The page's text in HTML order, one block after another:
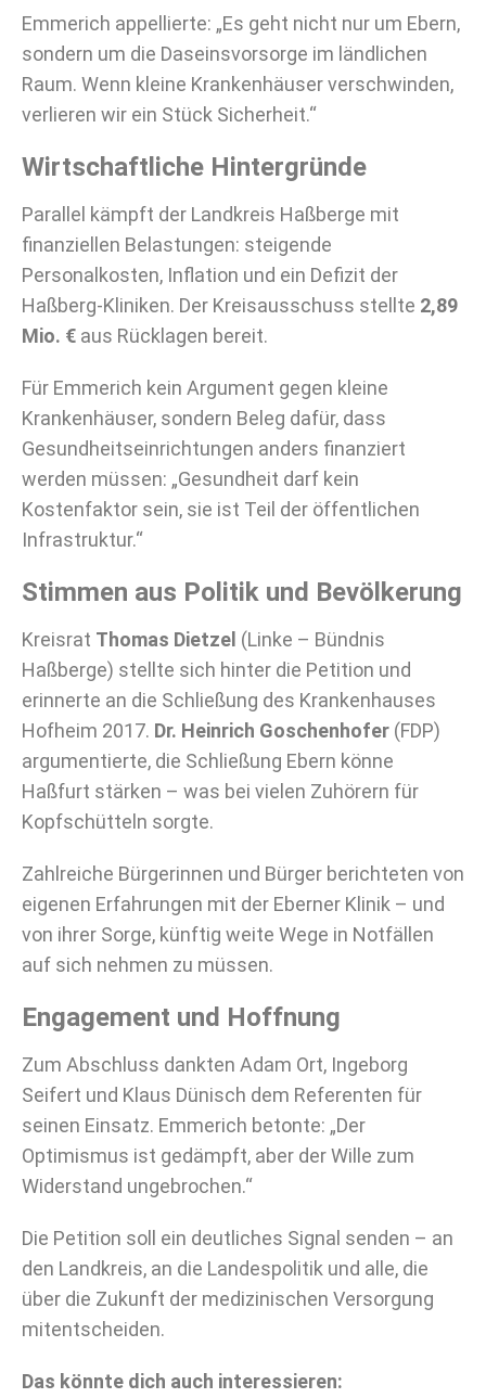
Emmerich appellierte: „Es geht nicht nur um Ebern,
sondern um die Daseinsvorsorge im ländlichen
Raum. Wenn kleine Krankenhäuser verschwinden,
verlieren wir ein Stück Sicherheit.“
Wirtschaftliche Hintergründe
Parallel kämpft der Landkreis Haßberge mit
finanziellen Belastungen: steigende
Personalkosten, Inflation und ein Defizit der
Haßberg-Kliniken. Der Kreisausschuss stellte 2,89
Mio. € aus Rücklagen bereit.
Für Emmerich kein Argument gegen kleine
Krankenhäuser, sondern Beleg dafür, dass
Gesundheitseinrichtungen anders finanziert
werden müssen: „Gesundheit darf kein
Kostenfaktor sein, sie ist Teil der öffentlichen
Infrastruktur.“
Stimmen aus Politik und Bevölkerung
Kreisrat Thomas Dietzel (Linke – Bündnis
Haßberge) stellte sich hinter die Petition und
erinnerte an die Schließung des Krankenhauses
Hofheim 2017. Dr. Heinrich Goschenhofer (FDP)
argumentierte, die Schließung Ebern könne
Haßfurt stärken – was bei vielen Zuhörern für
Kopfschütteln sorgte.
Zahlreiche Bürgerinnen und Bürger berichteten von
eigenen Erfahrungen mit der Eberner Klinik – und
von ihrer Sorge, künftig weite Wege in Notfällen
auf sich nehmen zu müssen.
Engagement und Hoffnung
Zum Abschluss dankten Adam Ort, Ingeborg
Seifert und Klaus Dünisch dem Referenten für
seinen Einsatz. Emmerich betonte: „Der
Optimismus ist gedämpft, aber der Wille zum
Widerstand ungebrochen.“
Die Petition soll ein deutliches Signal senden – an
den Landkreis, an die Landespolitik und alle, die
über die Zukunft der medizinischen Versorgung
mitentscheiden.
Das könnte dich auch interessieren: